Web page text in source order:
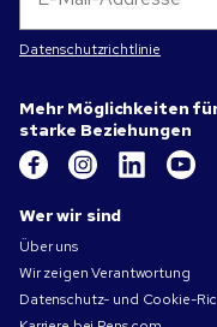
Datenschutzrichtlinie
Mehr Möglichkeiten
starke Beziehungen
Wer wir sind
Über uns
Wir zeigen Verantwortung
Datenschutz- und Cookie-